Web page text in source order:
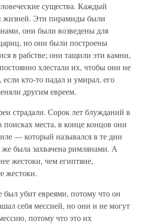
существа. Каждый
жизней. Эти пирамиды были
они были возведены для
но они были построены
в рабстве; они тащили эти камни,
хлестали их, чтобы они не
если кто-то падал и умирал, его
другим евреем.
страдали. Сорок лет блужданий в
места, в конце концов они
— который назывался в те дни
была захвачена римлянами. А
жестоки, чем египтяне,
жестоки.
был убит евреями, потому что он
себя мессией, но они и не могут
потому что это их